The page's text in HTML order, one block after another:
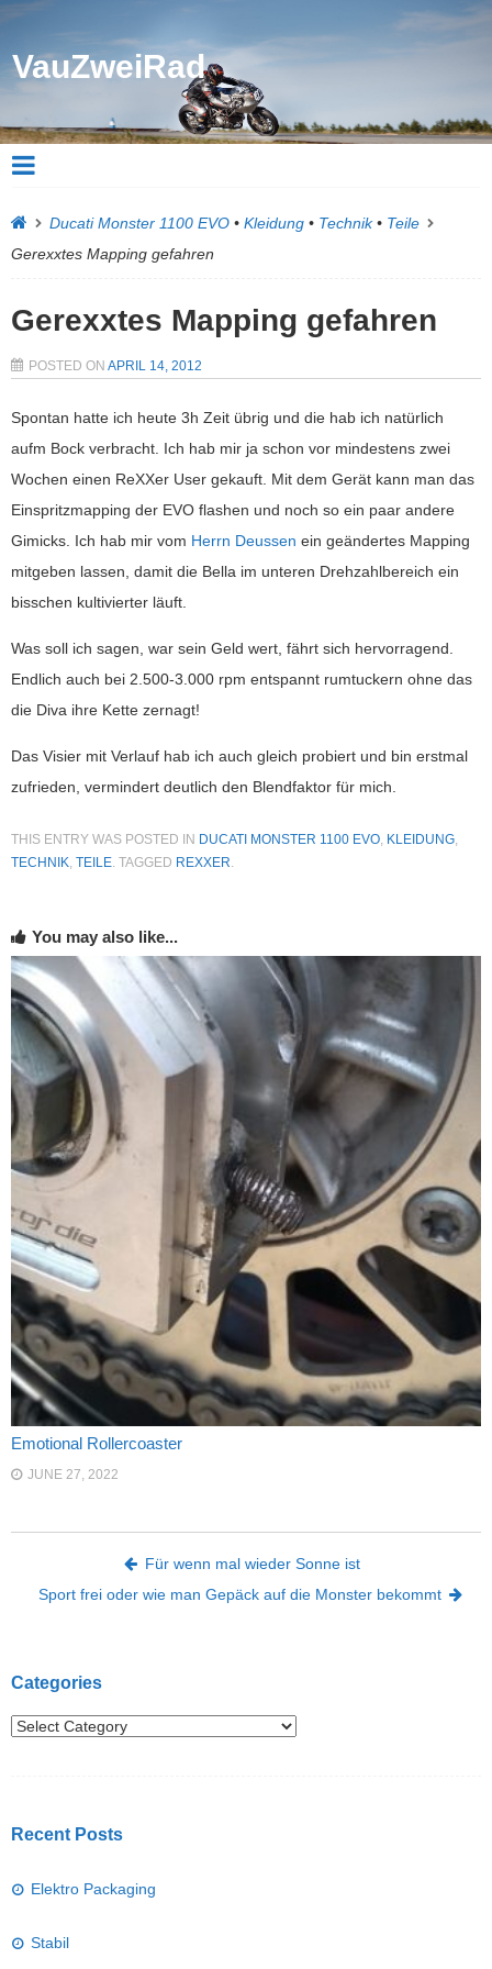
VauZweiRad
Ducati Monster 1100 EVO • Kleidung • Technik• Teile
Gerexxtes Mapping gefahren
Gerexxtes Mapping gefahren
POSTED ON APRIL 14, 2012
Spontan hatte ich heute 3h Zeit übrig und die hab ich natürlich
aufm Bock verbracht. Ich hab mir ja schon vor mindestens zwei
Wochen einen ReXXer User gekauft. Mit dem Gerät kann man das
Einspritzmapping der EVO flashen und noch so ein paar andere
Gimicks. Ich hab mir vom Herrn Deussen ein geändertes Mapping
mitgeben lassen, damit die Bella im unteren Drehzahlbereich ein
bisschen kultivierter läuft.
Was soll ich sagen, war sein Geld wert, fährt sich hervorragend.
Endlich auch bei 2.500-3.000 rpm entspannt rumtuckern ohne das
die Diva ihre Kette zernagt!
Das Visier mit Verlauf hab ich auch gleich probiert und bin erstmal
zufrieden, vermindert deutlich den Blendfaktor für mich.
THIS ENTRY WAS POSTED IN DUCATI MONSTER 1100 EVO, KLEIDUNG,
TECHNIK, TEILE. TAGGED REXXER.
You may also like...
Emotional Rollercoaster
JUNE 27, 2022
Post navigation
Für wenn mal wieder Sonne ist
Sport frei oder wie man Gepäck auf die Monster bekommt
Categories
Recent Posts
Elektro Packaging
Stabil